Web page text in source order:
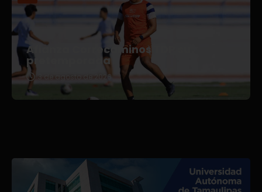
Afianza Correcaminos TDP su
pretemporada
3 de agosto de 2026